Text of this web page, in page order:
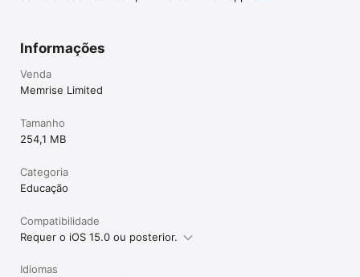
Informações
Venda
Memrise Limited
Tamanho
254,1 MB
Categoria
Educação
Compatibilidade
Requer o iOS 15.0 ou posterior.
Idiomas